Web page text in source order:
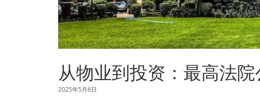
从物业到投资：最高法
2025年5月6日